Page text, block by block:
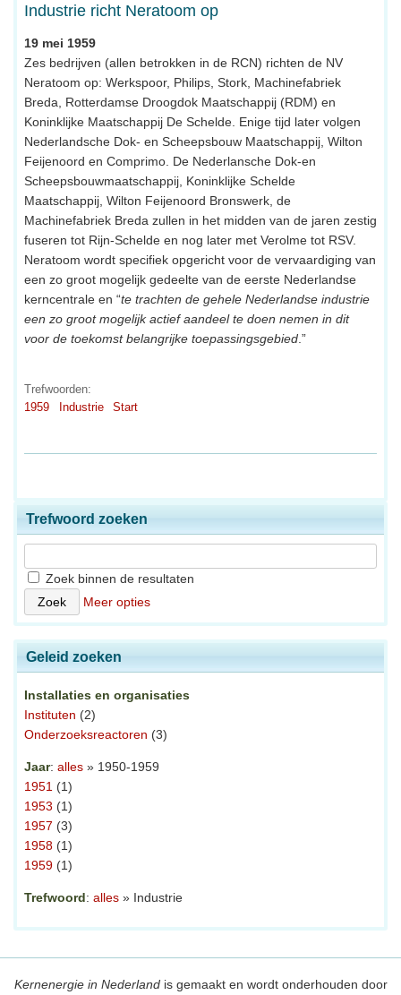
Industrie richt Neratoom op
19 mei 1959
Zes bedrijven (allen betrokken in de RCN) richten de NV
Neratoom op: Werkspoor, Philips, Stork, Machinefabriek
Breda, Rotterdamse Droogdok Maatschappij (RDM) en
Koninklijke Maatschappij De Schelde. Enige tijd later volgen
Nederlandsche Dok- en Scheepsbouw Maatschappij, Wilton
Feijenoord en Comprimo. De Nederlansche Dok-en
Scheepsbouwmaatschappij, Koninklijke Schelde
Maatschappij, Wilton Feijenoord Bronswerk, de
Machinefabriek Breda zullen in het midden van de jaren zestig
fuseren tot Rijn-Schelde en nog later met Verolme tot RSV.
Neratoom wordt specifiek opgericht voor de vervaardiging van
een zo groot mogelijk gedeelte van de eerste Nederlandse
kerncentrale en “te trachten de gehele Nederlandse industrie
een zo groot mogelijk actief aandeel te doen nemen in dit
voor de toekomst belangrijke toepassingsgebied .”
Trefwoorden:
1959
Industrie Start
Trefwoord zoeken
Zoek binnen de resultaten
Meer opties
Geleid zoeken
Installaties en organisaties
Instituten (2)
Onderzoeksreactoren (3)
Jaar: alles » 1950-1959
1951 (1)
1953 (1)
1957 (3)
1958 (1)
1959 (1)
Trefwoord: alles » Industrie
Kernenergie in Nederlandis gemaakt en wordt onderhouden door